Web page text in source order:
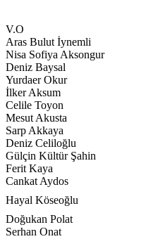
V.O
Aras Bulut İynemli
Nisa Sofiya Aksongur
Deniz Baysal
Yurdaer Okur
İlker Aksum
Celile Toyon
Mesut Akusta
Sarp Akkaya
Deniz Celiloğlu
Gülçin Kültür Şahin
Ferit Kaya
Cankat Aydos
Hayal Köseoğlu
Doğukan Polat
Serhan Onat